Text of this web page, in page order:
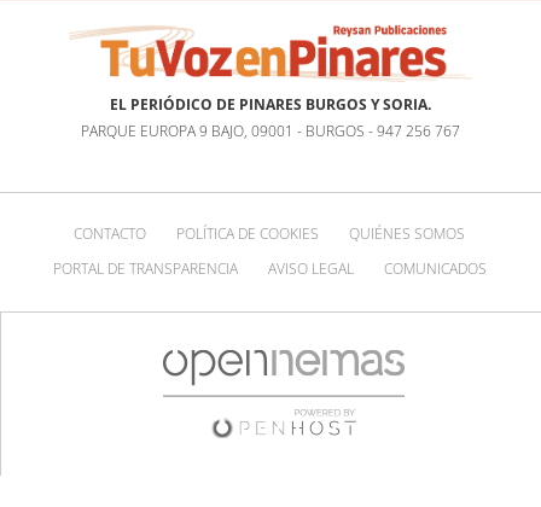
EL PERIÓDICO DE PINARES BURGOS Y SORIA.
PARQUE EUROPA 9 BAJO, 09001 - BURGOS - 947 256 767
CONTACTO POLÍTICA DE COOKIES
QUIÉNES SOMOS
PORTAL DE TRANSPARENCIA
AVISO LEGAL COMUNICADOS